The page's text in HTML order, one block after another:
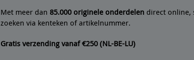
Met meer dan 85.000 originele onderdelen direct online,
zoeken via kenteken of artikelnummer.
Gratis verzending vanaf €250 (NL-BE-LU)